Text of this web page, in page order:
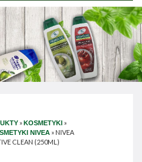
»KOSMETYKI »
NIVEA » NIVEA
CLEAN (250ML)